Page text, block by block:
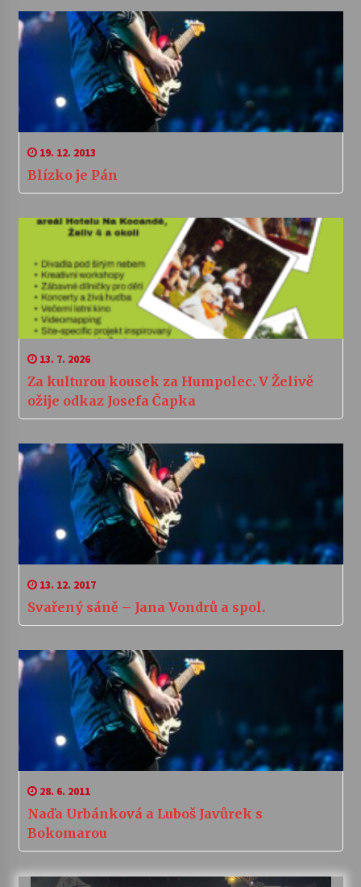
19. 12. 2013
Blízko je Pán
13. 7. 2026
Za kulturou kousek za Humpolec. V Želivě
ožije odkaz Josefa Čapka
13. 12. 2017
Svařený sáně – Jana Vondrů a spol.
28. 6. 2011
Naďa Urbánková a Luboš Javůrek s
Bokomarou